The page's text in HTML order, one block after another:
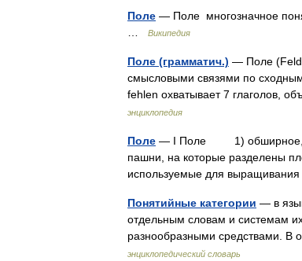
Поле — Поле многозначное
Википедия
Поле (грамматич.) — Поле (Feld,
смысловыми связями по
fehlen охватывает 7 глаголов,
энциклопедия
Поле — I Поле 1) обширное,
пашни, на которые разделены
используемые для
Понятийные категории — в
отдельным словам и системам
разнообразными средствами. В
энциклопедический словарь